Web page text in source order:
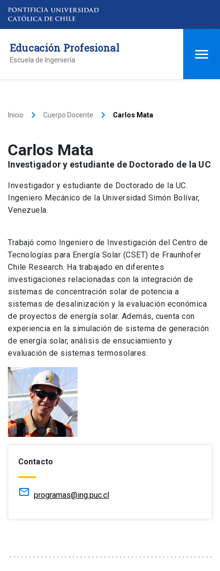
Educación Profesional
Escuela de Ingeniería
Inicio keyboard_arrow_right Cuerpo Docente keyboard_arrow_right Carlos Mata
Carlos Mata
Investigador y estudiante de Doctorado de la UC
Investigador y estudiante de Doctorado de la UC.
Ingeniero Mecánico de la Universidad Simón Bolívar,
Venezuela.
Trabajó como Ingeniero de Investigación del Centro de
Tecnologías para Energía Solar (CSET) de Fraunhofer
Chile Research. Ha trabajado en diferentes
investigaciones relacionadas con la integración de
sistemas de concentración solar de potencia a
sistemas de desalinización y la evaluación económica
de proyectos de energía solar. Además, cuenta con
experiencia en la simulación de sistema de generación
de energía solar, análisis de ensuciamiento y
evaluación de sistemas termosolares.
Contacto
mail_outline programas@ing.puc.cl